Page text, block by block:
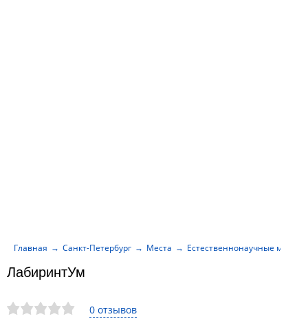
0 отзывов
ЛабиринтУм
Главная Санкт-Петербург Места Естественнонаучные музеи